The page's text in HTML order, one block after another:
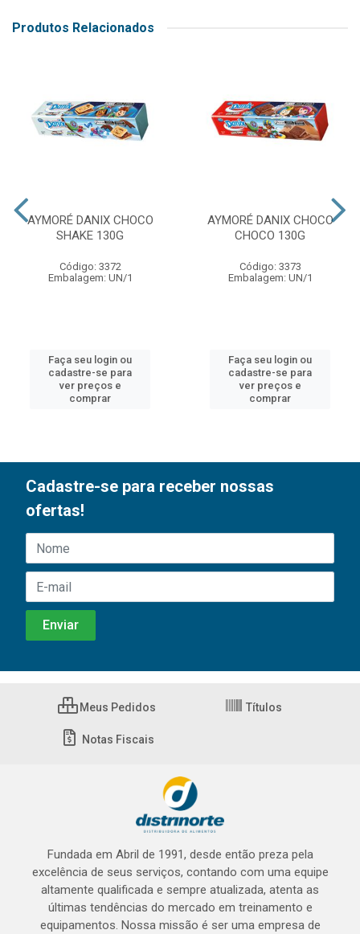
Produtos Relacionados
AYMORÉ DANIX CHOCO
SHAKE 130G
Código: 3372
Embalagem: UN/1
Faça seu login ou
cadastre-se para
ver preços e
comprar
AYMORÉ DANIX CHOCO
CHOCO 130G
Código: 3373
Embalagem: UN/1
Faça seu login ou
cadastre-se para
ver preços e
comprar
Cadastre-se para receber nossas
ofertas!
Meus Pedidos Títulos
Notas Fiscais
Fundada em Abril de 1991, desde então preza pela
excelência de seus serviços, contando com uma equipe
altamente qualificada e sempre atualizada, atenta as
últimas tendências do mercado em treinamento e
equipamentos. Nossa missão é ser uma empresa de